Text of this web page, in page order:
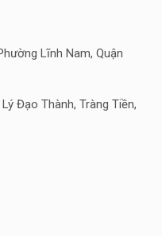
Lĩnh Nam, Quận
Đạo Thành, Tràng Tiền,